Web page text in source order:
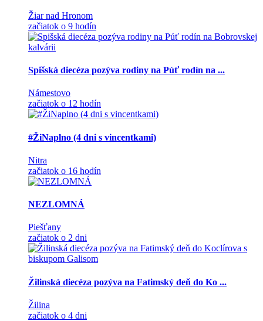
Žiar nad Hronom
začiatok o 9 hodín
Spišská diecéza pozýva rodiny na Púť rodín na ...
Námestovo
začiatok o 12 hodín
#ŽiNaplno (4 dni s vincentkami)
Nitra
začiatok o 16 hodín
NEZLOMNÁ
Piešťany
začiatok o 2 dni
Žilinská diecéza pozýva na Fatimský deň do Ko ...
Žilina
začiatok o 4 dni